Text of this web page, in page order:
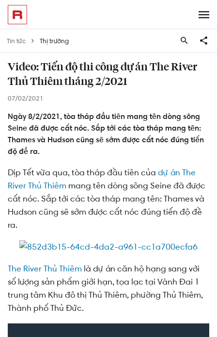
Tin tức Thị trường
Video: Tiến độ thi công dự án The River
Thủ Thiêm tháng 2/2021
07/02/2021
Ngày 8/2/2021, tòa tháp đầu tiên mang tên dòng sông
Seine đã được cất nóc. Sắp tới các tòa tháp mang tên:
Thames và Hudson cũng sẽ sớm được cất nóc đúng tiến
độ đề ra.
Dịp Tết vừa qua, tòa tháp đầu tiên của dự án The
River Thủ Thiêm mang tên dòng sông Seine đã được
cất nóc. Sắp tới các tòa tháp mang tên: Thames và
Hudson cũng sẽ sớm được cất nóc đúng tiến độ đề
ra.
The River Thủ Thiêm là dự án căn hộ hạng sang với
số lượng sản phẩm giới hạn, tọa lạc tại Vành Đai 1
trung tâm Khu đô thị Thủ Thiêm, phường Thủ Thiêm,
Thành phố Thủ Đức.